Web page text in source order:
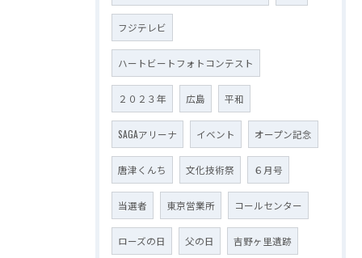
フジテレビ
ハートビートフォトコンテスト
２０２３年 広島 平和
SAGAアリーナ イベント オープン記念
唐津くんち 文化技術祭 ６月号
当選者 東京営業所 コールセンター
ローズの日 父の日 吉野ヶ里遺跡